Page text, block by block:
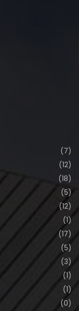
(7)
(12)
(18)
(5)
(12)
(1)
(17)
(5)
(3)
(1)
(1)
(0)